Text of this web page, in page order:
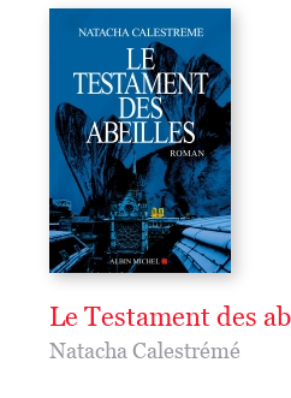
Le Testament des
Natacha Calestrémé